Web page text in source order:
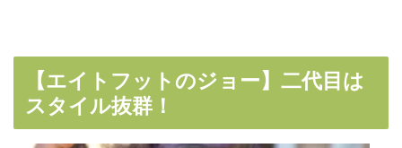
【エイトフットのジョー】二代目は
スタイル抜群！